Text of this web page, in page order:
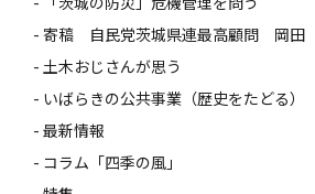
寄稿 自民党茨城県連最高顧問 岡
土木おじさんが思う
いばらきの公共事業（歴史をたどる）
最新情報
コラム「四季の風」